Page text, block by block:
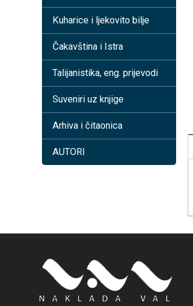
Kuharice i ljekovito bilje
Čakavština i Istra
Talijanistika, eng. prijevodi
Suveniri uz knjige
Arhiva i čitaonica
AUTORI